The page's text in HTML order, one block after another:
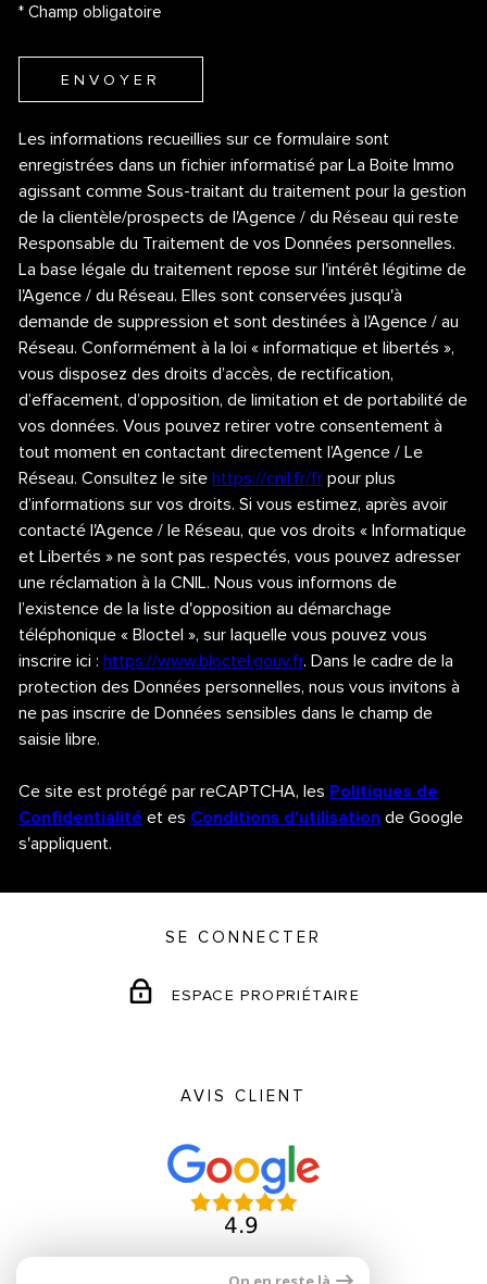
* Champ obligatoire
ENVOYER
Les informations recueillies sur ce formulaire sont
enregistrées dans un fichier informatisé par La Boite Immo
agissant comme Sous-traitant du traitement pour la gestion
de la clientèle/prospects de l'Agence / du Réseau qui reste
Responsable du Traitement de vos Données personnelles.
La base légale du traitement repose sur l'intérêt légitime de
l'Agence / du Réseau. Elles sont conservées jusqu'à
demande de suppression et sont destinées à l'Agence / au
Réseau. Conformément à la loi « informatique et libertés »,
vous disposez des droits d’accès, de rectification,
d’effacement, d’opposition, de limitation et de portabilité de
vos données. Vous pouvez retirer votre consentement à
tout moment en contactant directement l’Agence / Le
Réseau. Consultez le site https://cnil.fr/fr pour plus
d’informations sur vos droits. Si vous estimez, après avoir
contacté l'Agence / le Réseau, que vos droits « Informatique
et Libertés » ne sont pas respectés, vous pouvez adresser
une réclamation à la CNIL. Nous vous informons de
l’existence de la liste d'opposition au démarchage
téléphonique « Bloctel », sur laquelle vous pouvez vous
inscrire ici : https://www.bloctel.gouv.fr. Dans le cadre de la
protection des Données personnelles, nous vous invitons à
ne pas inscrire de Données sensibles dans le champ de
saisie libre.
Ce site est protégé par reCAPTCHA, les Politiques de
Confidentialité et es Conditions d'utilisation de Google
s'appliquent.
SE CONNECTER
ESPACE PROPRIÉTAIRE
AVIS CLIENT